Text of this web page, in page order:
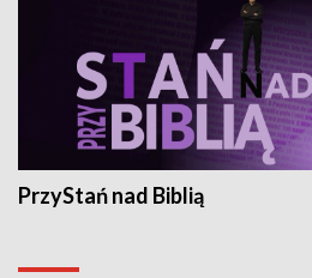
PrzyStań nad Biblią